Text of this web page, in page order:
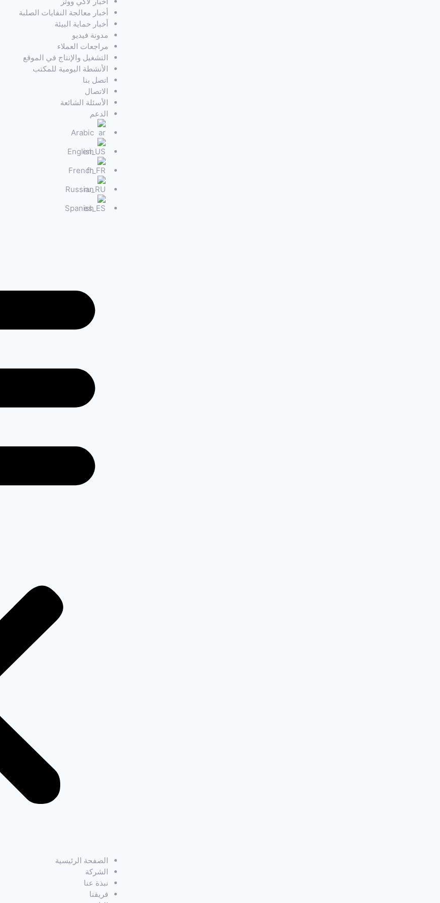
أخبار معالجة النفايات الصلبة
أخبار حماية البيئة
مدونة فيديو
مراجعات العملاء
التشغيل والإنتاج في الموقع
الأنشطة اليومية للمكتب
اتصل بنا
الاتصال
الأسئلة الشائعة
الدعم
Arabic
English
French
Russian
Spanish
الصفحة الرئيسية
الشركة
نبذة عنا
فريقنا